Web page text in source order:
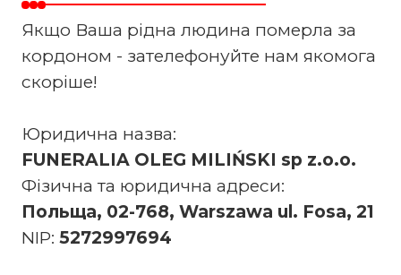
Якщо Ваша рідна людина померла за
кордоном - зателефонуйте нам якомога
скоріше!
Юридична назва:
FUNERALIA OLEG MILIŃSKI sp z.o.o.
Фізична та юридична адреси:
Польща, 02-768, Warszawa ul. Fosa, 21
NIP: 5272997694